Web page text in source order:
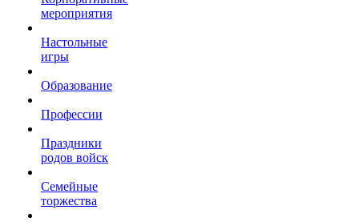
мероприятия
Настольные
игры
Образование
Профессии
Праздники
родов войск
Семейные
торжества